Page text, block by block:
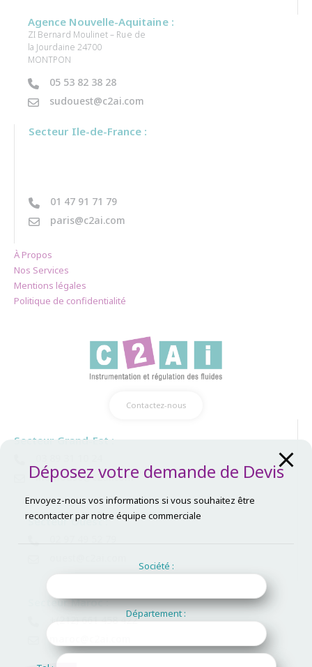
Agence Nouvelle-Aquitaine :
ZI Bernard Moulinet – Rue de
la Jourdaine 24700
MONTPON
05 53 82 38 28
sudouest@c2ai.com
Secteur Ile-de-France :
01 47 91 71 79
paris@c2ai.com
À Propos
Nos Services
Mentions légales
Politique de confidentialité
Contactez-nous
Secteur Grand-Est :
mulhouse@c2ai.com
Secteur Ouest :
Secteur Maroc :
+(212) 661 458 422
Déposez votre demande de Devis
Envoyez-nous vos informations si vous souhaitez être
recontacter par notre équipe commerciale
Société :
Département :